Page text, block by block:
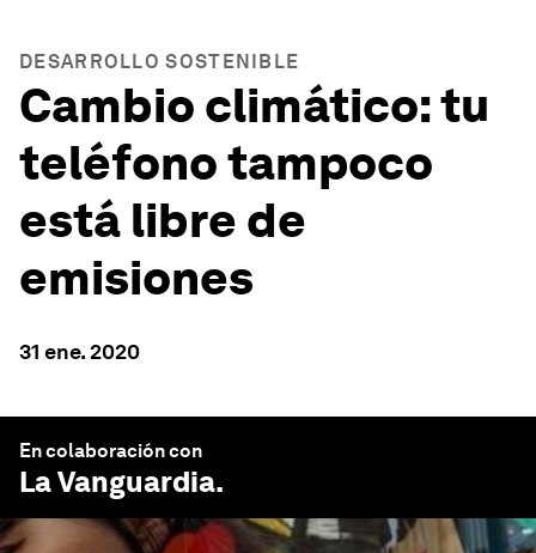
DESARROLLO SOSTENIBLE
Cambio climático: tu
teléfono tampoco
está libre de
emisiones
31 ene. 2020
En colaboración con
La Vanguardia.